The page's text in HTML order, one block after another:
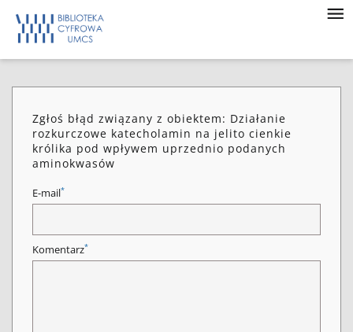
Zgłoś błąd związany z obiektem: Działanie
rozkurczowe katecholamin na jelito cienkie
królika pod wpływem uprzednio podanych
aminokwasów
E-mail*
Komentarz*